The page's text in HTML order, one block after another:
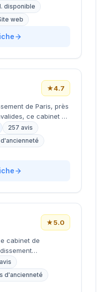
le
dirigeants, le
Situé au 16 rue de
de Paris,
disponible
web
★4.7
de Paris, près
ce cabinet de
localisation
capitale. Installé
les
avec une
La structure affiche
auprès de sa
recrutement.
257 avis
★5.0
cabinet de
dans leurs
une approche
digital et de la tech.
d'ancienneté